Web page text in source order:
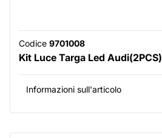
Codice 9701008
Kit Luce Targa Led Audi(2PCS)
Informazioni sull'articolo